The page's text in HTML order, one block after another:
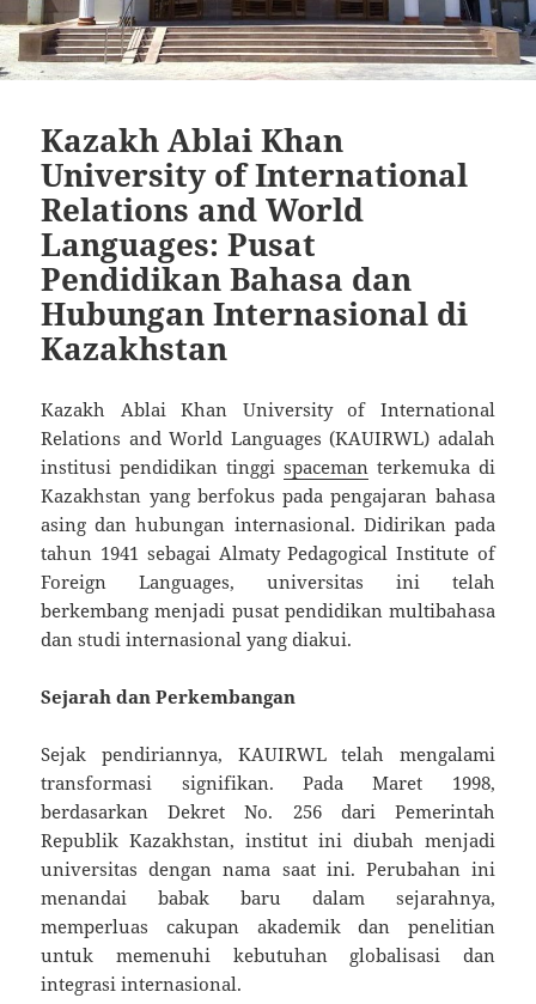
Kazakh Ablai Khan
University of International
Relations and World
Languages: Pusat
Pendidikan Bahasa dan
Hubungan Internasional di
Kazakhstan
Kazakh Ablai Khan University of International
Relations and World Languages (KAUIRWL) adalah
institusi pendidikan tinggi spaceman terkemuka di
Kazakhstan yang berfokus pada pengajaran bahasa
asing dan hubungan internasional. Didirikan pada
tahun 1941 sebagai Almaty Pedagogical Institute of
Foreign Languages, universitas ini telah
berkembang menjadi pusat pendidikan multibahasa
dan studi internasional yang diakui.
Sejarah dan Perkembangan
Sejak pendiriannya, KAUIRWL telah mengalami
transformasi signifikan. Pada Maret 1998,
berdasarkan Dekret No. 256 dari Pemerintah
Republik Kazakhstan, institut ini diubah menjadi
universitas dengan nama saat ini. Perubahan ini
menandai babak baru dalam sejarahnya,
memperluas cakupan akademik dan penelitian
untuk memenuhi kebutuhan globalisasi dan
integrasi internasional.